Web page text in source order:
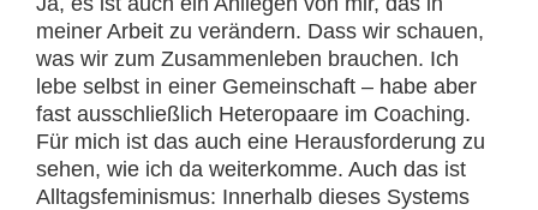
meiner Arbeit zu verändern. Dass wir schauen,
was wir zum Zusammenleben brauchen. Ich
lebe selbst in einer Gemeinschaft – habe aber
fast ausschließlich Heteropaare im Coaching.
Für mich ist das auch eine Herausforderung zu
sehen, wie ich da weiterkomme. Auch das ist
Alltagsfeminismus: Innerhalb dieses Systems